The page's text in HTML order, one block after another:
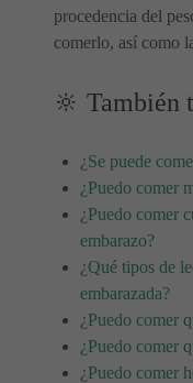
procedencia del
comerlo, así como
🔆 También
¿Se puede
¿Puedo comer
¿Puedo comer
embarazo?
¿Qué tipos de
embarazada?
¿Puedo comer
¿Puedo comer
¿Puedo comer